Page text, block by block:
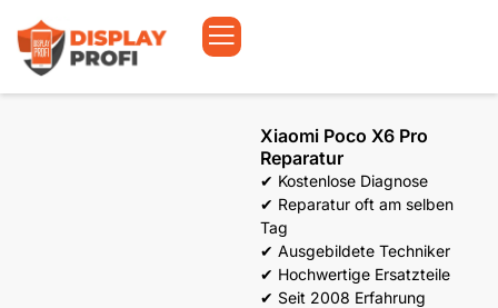
Xiaomi Poco X6 Pro
Reparatur
✔ Kostenlose Diagnose
✔ Reparatur oft am selben
Tag
✔ Ausgebildete Techniker
✔ Hochwertige Ersatzteile
✔ Seit 2008 Erfahrung